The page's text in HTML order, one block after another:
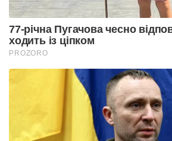
77-річна Пугачова чесно
ходить із ціпком
PROZORO